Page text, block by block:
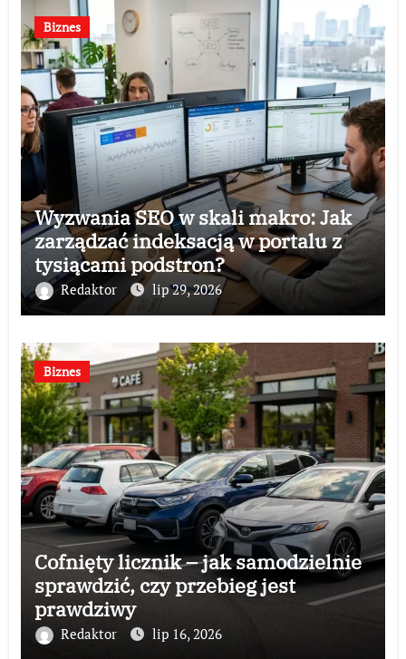
Biznes
Wyzwania SEO w skali makro: Jak
zarządzać indeksacją w portalu z
tysiącami podstron?
Redaktor lip 29, 2026
Biznes
Cofnięty licznik – jak samodzielnie
sprawdzić, czy przebieg jest
prawdziwy
Redaktor lip 16, 2026